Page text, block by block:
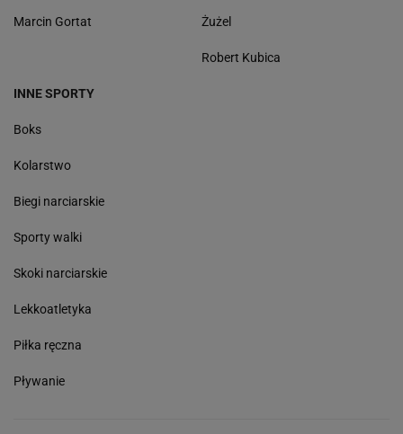
Marcin Gortat Żużel
Robert Kubica
INNE SPORTY
Boks
Kolarstwo
Biegi narciarskie
Sporty walki
Skoki narciarskie
Lekkoatletyka
Piłka ręczna
Pływanie